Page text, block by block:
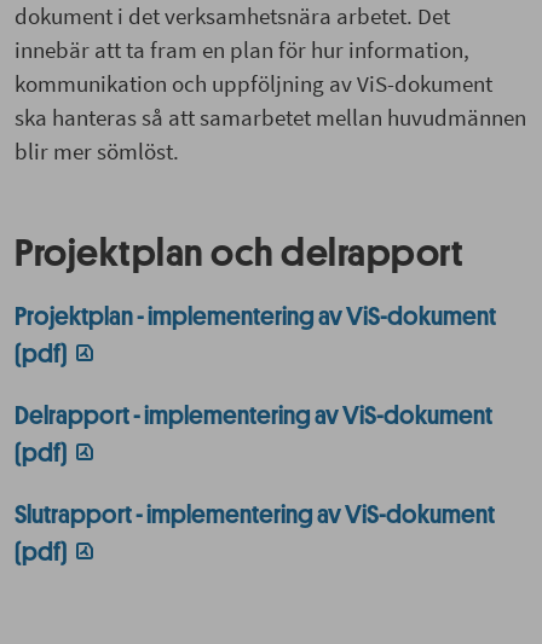
dokument i det verksamhetsnära arbetet. Det
innebär att ta fram en plan för hur information,
kommunikation och uppföljning av ViS-dokument
ska hanteras så att samarbetet mellan huvudmännen
blir mer sömlöst.
Projektplan och delrapport
Projektplan - implementering av ViS-dokument
(pdf)
Delrapport - implementering av ViS-dokument
(pdf)
Slutrapport - implementering av ViS-dokument
(pdf)